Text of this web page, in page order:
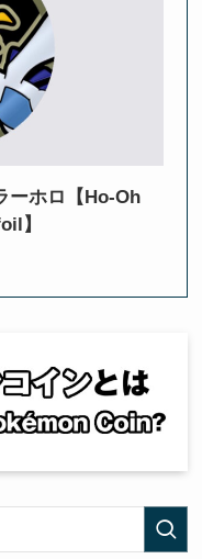
ーホロ【Ho-Oh
】